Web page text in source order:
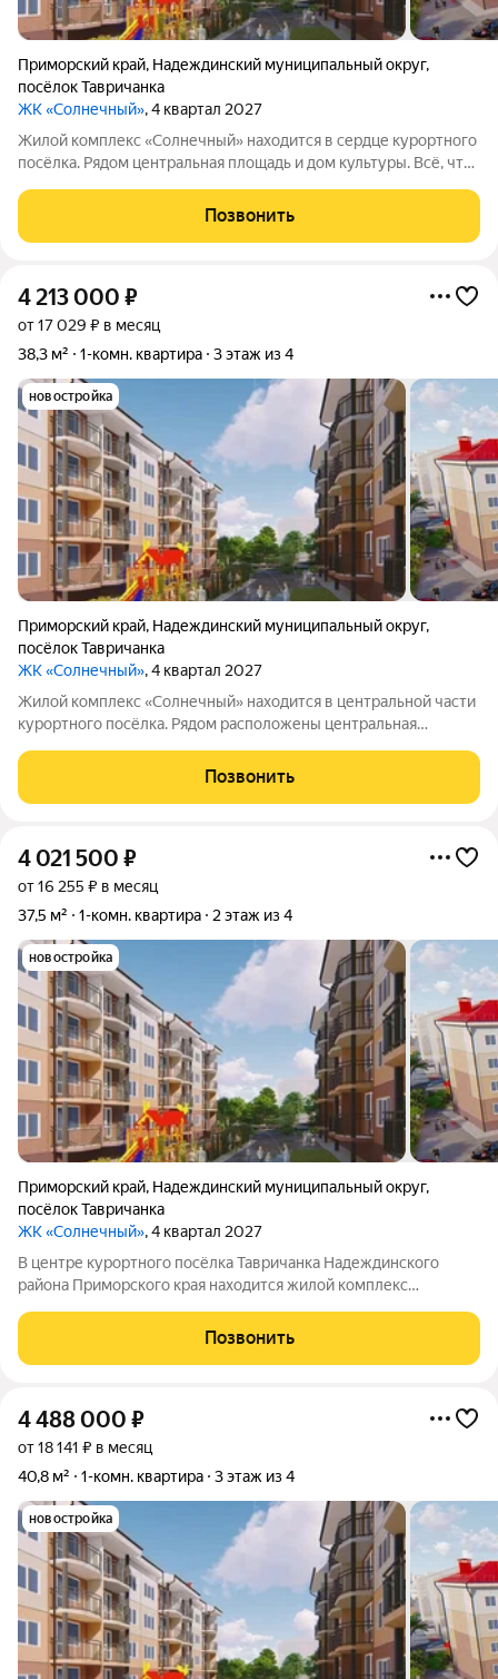
Приморский край, Надеждинский муниципальный округ,
посёлок Тавричанка
ЖК «Солнечный», 4 квартал 2027
Жилой комплекс «Солнечный» находится в сердце курортного
посёлка. Рядом центральная площадь и дом культуры. Всё, что
можно дойти пешком до остановки общественного
транспорта, магазинов, банка,
Позвонить
4 213 000 ₽
от 17 029 ₽ в месяц
38,3 м²
1-комн. квартира 3 этаж из 4
новостройка
Приморский край, Надеждинский муниципальный округ,
посёлок Тавричанка
ЖК «Солнечный», 4 квартал 2027
Жилой комплекс «Солнечный» находится в центральной части
курортного посёлка. Рядом расположены центральная
остановки общественного
Позвонить
4 021 500 ₽
от 16 255 ₽ в месяц
37,5 м²
1-комн. квартира 2 этаж из 4
новостройка
Приморский край, Надеждинский муниципальный округ,
посёлок Тавричанка
ЖК «Солнечный», 4 квартал 2027
В центре курортного посёлка Тавричанка Надеждинского
района Приморского края находится жилой комплекс
Вблизи есть всё, что нужно для жизни: транспорт, магазины,
банк, детский сад, школа и
Позвонить
4 488 000 ₽
от 18 141 ₽ в месяц
40,8 м²
1-комн. квартира 3 этаж из 4
новостройка